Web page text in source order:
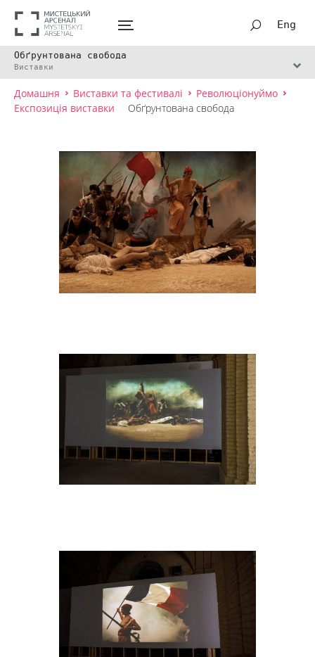
Eng
Обґрунтована свобода
Виставки
Домашня Виставки та фестивалі
Революціонуймо
Експозиція виставки
Обґрунтована свобода